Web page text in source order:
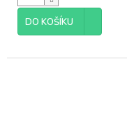
5
hvězdiček.
DO KOŠÍKU